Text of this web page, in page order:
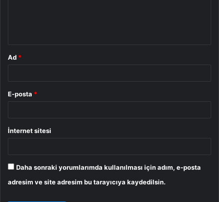
Ad *
E-posta *
İnternet sitesi
Daha sonraki yorumlarımda kullanılması için adım, e-posta
adresim ve site adresim bu tarayıcıya kaydedilsin.